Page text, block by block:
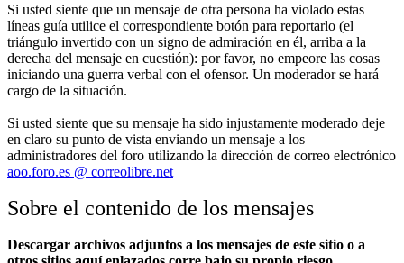
Si usted siente que un mensaje de otra persona ha violado estas
líneas guía utilice el correspondiente botón para reportarlo (el
triángulo invertido con un signo de admiración en él, arriba a la
derecha del mensaje en cuestión): por favor, no empeore las cosas
iniciando una guerra verbal con el ofensor. Un moderador se hará
cargo de la situación.
Si usted siente que su mensaje ha sido injustamente moderado deje
en claro su punto de vista enviando un mensaje a los
administradores del foro utilizando la dirección de correo electrónico
aoo.foro.es @ correolibre.net
Sobre el contenido de los mensajes
Descargar archivos adjuntos a los mensajes de este sitio o a